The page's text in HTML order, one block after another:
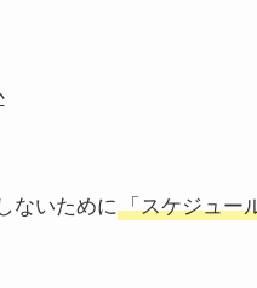
ないために 「スケジュー